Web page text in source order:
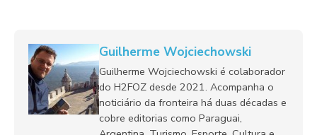
Guilherme Wojciechowski
Guilherme Wojciechowski é colaborador
do H2FOZ desde 2021. Acompanha o
noticiário da fronteira há duas décadas e
cobre editorias como Paraguai,